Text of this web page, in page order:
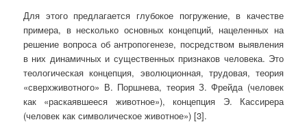
Для этого предлагается глубокое погружение, в качестве
примера, в несколько основных концепций, нацеленных на
решение вопроса об антропогенезе, посредством выявления
в них динамичных и существенных признаков человека. Это
теологическая концепция, эволюционная, трудовая, теория
«сверхживотного» В. Поршнева, теория З. Фрейда (человек
как «раскаявшееся животное»), концепция Э. Кассирера
(человек как символическое животное») [3].